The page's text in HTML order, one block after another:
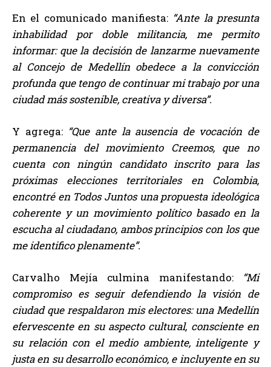
En el comunicado manifiesta: “Ante la presunta
inhabilidad por doble militancia, me permito
informar: que la decisión de lanzarme nuevamente
al Concejo de Medellín obedece a la convicción
profunda que tengo de continuar mi trabajo por una
ciudad más sostenible, creativa y diversa”.
Y agrega: “Que ante la ausencia de vocación de
permanencia del movimiento Creemos, que no
cuenta con ningún candidato inscrito para las
próximas elecciones territoriales en Colombia,
encontré en Todos Juntos una propuesta ideológica
coherente y un movimiento político basado en la
escucha al ciudadano, ambos principios con los que
me identifico plenamente”.
Carvalho Mejía culmina manifestando:
“Mi
compromiso es seguir defendiendo la visión de
ciudad que respaldaron mis electores: una Medellín
efervescente en su aspecto cultural, consciente en
su relación con el medio ambiente, inteligente y
justa en su desarrollo económico, e incluyente en su